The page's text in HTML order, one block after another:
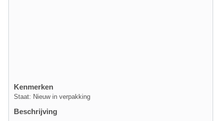
Kenmerken
Staat: Nieuw in verpakking
Beschrijving